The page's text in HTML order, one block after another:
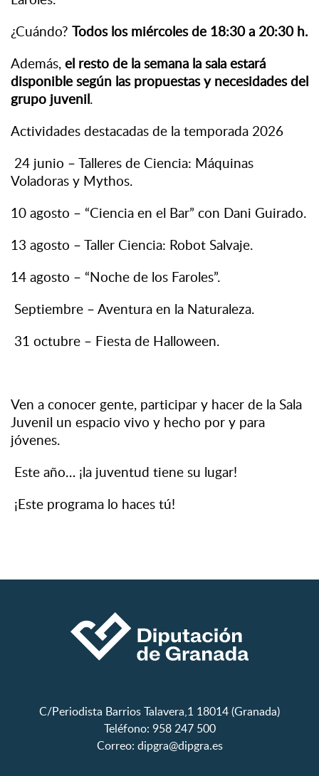
¿Cuándo? Todos los miércoles de 18:30 a 20:30 h.
Además, el resto de la semana la sala estará
disponible según las propuestas y necesidades del
grupo juvenil.
Actividades destacadas de la temporada 2026
24 junio – Talleres de Ciencia: Máquinas
Voladoras y Mythos.
10 agosto – “Ciencia en el Bar” con Dani Guirado.
13 agosto – Taller Ciencia: Robot Salvaje.
14 agosto – “Noche de los Faroles”.
Septiembre – Aventura en la Naturaleza.
31 octubre – Fiesta de Halloween.
Ven a conocer gente, participar y hacer de la Sala
Juvenil un espacio vivo y hecho por y para
jóvenes.
Este año… ¡la juventud tiene su lugar!
¡Este programa lo haces tú!
C/Periodista Barrios Talavera,1 18014 (Granada)
Teléfono: 958 247 500
Correo: dipgra@dipgra.es